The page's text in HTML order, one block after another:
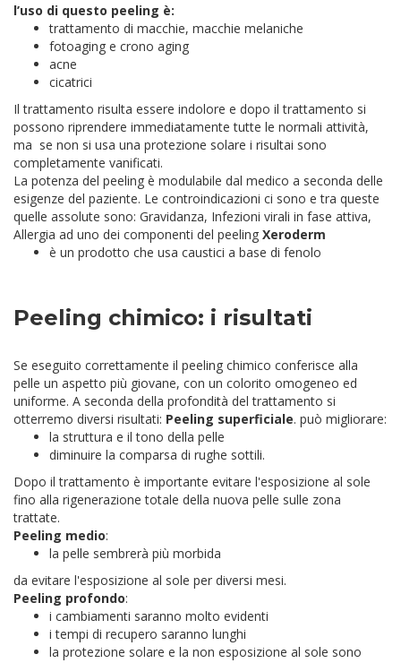
l’uso di questo peeling è:
trattamento di macchie, macchie melaniche
fotoaging e crono aging
acne
cicatrici
Il trattamento risulta essere indolore e dopo il trattamento si
possono riprendere immediatamente tutte le normali attività,
ma se non si usa una protezione solare i risultai sono
completamente vanificati.
La potenza del peeling è modulabile dal medico a seconda delle
esigenze del paziente. Le controindicazioni ci sono e tra queste
quelle assolute sono: Gravidanza, Infezioni virali in fase attiva,
Allergia ad uno dei componenti del peeling Xeroderm
è un prodotto che usa caustici a base di fenolo
Peeling chimico: i risultati
Se eseguito correttamente il peeling chimico conferisce alla
pelle un aspetto più giovane, con un colorito omogeneo ed
uniforme. A seconda della profondità del trattamento si
otterremo diversi risultati: Peeling superficiale. può migliorare:
la struttura e il tono della pelle
diminuire la comparsa di rughe sottili.
Dopo il trattamento è importante evitare l'esposizione al sole
fino alla rigenerazione totale della nuova pelle sulle zona
trattate.
Peeling medio:
la pelle sembrerà più morbida
da evitare l'esposizione al sole per diversi mesi.
Peeling profondo:
i cambiamenti saranno molto evidenti
i tempi di recupero saranno lunghi
la protezione solare e la non esposizione al sole sono